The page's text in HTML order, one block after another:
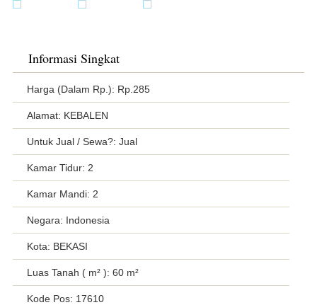
Informasi Singkat
Harga (Dalam Rp.): Rp.285
Alamat: KEBALEN
Untuk Jual / Sewa?: Jual
Kamar Tidur: 2
Kamar Mandi: 2
Negara: Indonesia
Kota: BEKASI
Luas Tanah ( m² ): 60 m²
Kode Pos: 17610